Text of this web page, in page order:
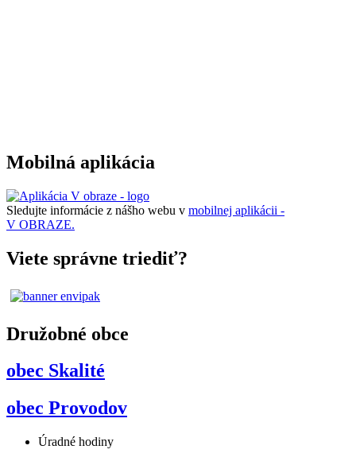
Mobilná aplikácia
Sledujte informácie z nášho webu v mobilnej aplikácii -
V OBRAZE.
Viete správne triediť?
Družobné obce
obec Skalité
obec Provodov
Úradné hodiny